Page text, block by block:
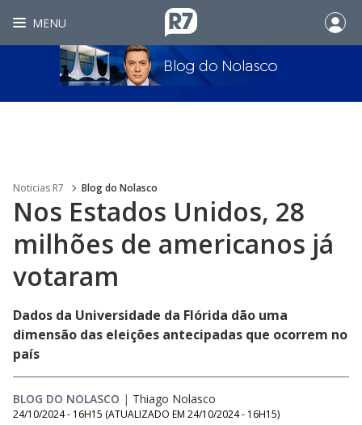
MENU
Noticias R7 Blog do Nolasco
Nos Estados Unidos, 28
milhões de americanos já
votaram
Dados da Universidade da Flórida dão uma
dimensão das eleições antecipadas que ocorrem no
país
BLOG DO NOLASCO | Thiago Nolasco
24/10/2024 - 16H15 (ATUALIZADO EM 24/10/2024 - 16H15)